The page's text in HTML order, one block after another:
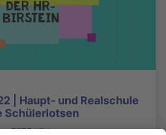
| Haupt- und Realschule
Schülerlotsen
- 5875 Klicks